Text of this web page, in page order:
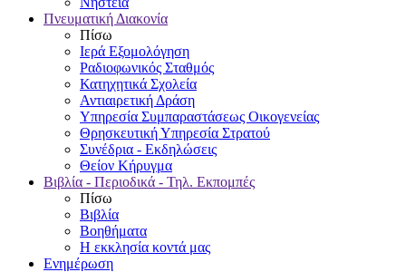
Πνευματική Διακονία
Πίσω
Ιερά Εξομολόγηση
Ραδιοφωνικός Σταθμός
Κατηχητικά Σχολεία
Αντιαιρετική Δράση
Υπηρεσία Συμπαραστάσεως Οικογενείας
Θρησκευτική Υπηρεσία Στρατού
Συνέδρια - Εκδηλώσεις
Θείον Κήρυγμα
Βιβλία - Περιοδικά - Τηλ. Εκπομπές
Πίσω
Βιβλία
Βοηθήματα
Η εκκλησία κοντά μας
Ενημέρωση